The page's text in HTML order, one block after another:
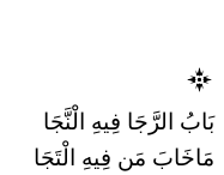
بَابُ الرَّجَا فِيهِ الْنَّجَا
مَاخَابَ مَن فِيهِ الْتَجَا